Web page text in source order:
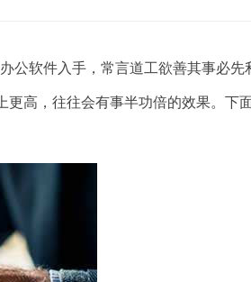
软件入手，常言道工欲善其事必先
更高，往往会有事半功倍的效果。下